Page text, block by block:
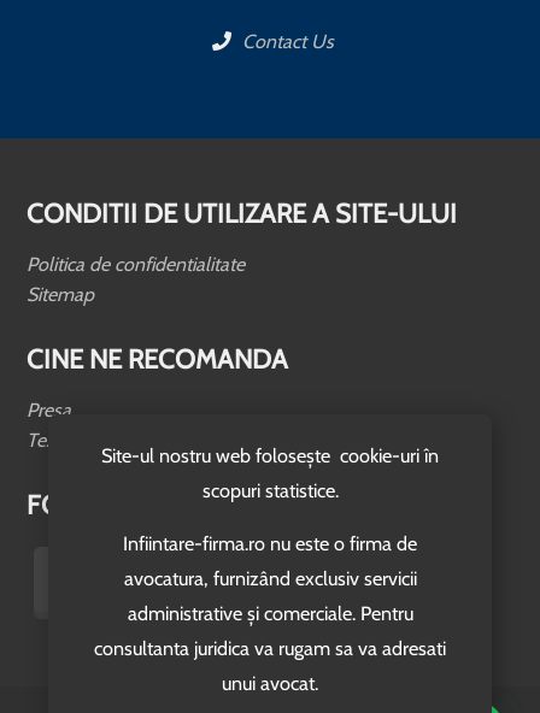
Site-ul nostru web folosește cookie-uri în
scopuri statistice.
Infiintare-firma.ro nu este o firma de
avocatura, furnizând exclusiv servicii
administrative și comerciale. Pentru
consultanta juridica va rugam sa va adresati
unui avocat.
Contact Us
CONDITII DE UTILIZARE A SITE-ULUI
Politica de confidentialitate
Sitemap
CINE NE RECOMANDA
Presa
Testimoniale
FOLLOW US